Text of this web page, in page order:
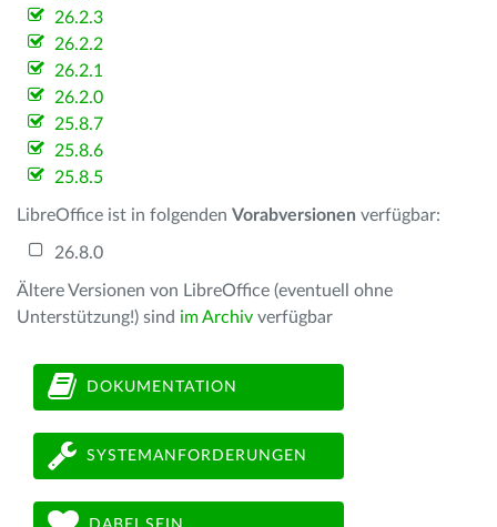
26.2.3
26.2.2
26.2.1
26.2.0
25.8.7
25.8.6
25.8.5
LibreOffice ist in folgenden Vorabversionen verfügbar:
26.8.0
Ältere Versionen von LibreOffice (eventuell ohne
Unterstützung!) sind im Archiv verfügbar
DOKUMENTATION
SYSTEMANFORDERUNGEN